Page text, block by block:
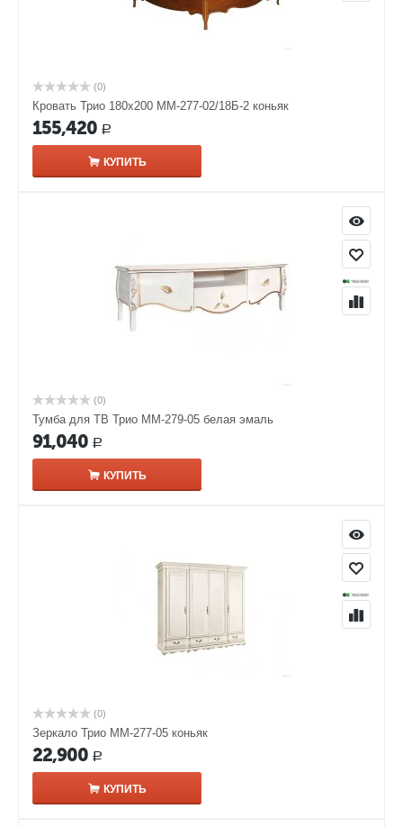
(0)
Кровать Трио 180х200 ММ-277-02/18Б-2 коньяк
155,420 Р
КУПИТЬ
(0)
Тумба для ТВ Трио ММ-279-05 белая эмаль
91,040 Р
КУПИТЬ
(0)
Зеркало Трио ММ-277-05 коньяк
22,900 Р
КУПИТЬ